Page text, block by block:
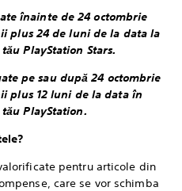
de 24 octombrie
plus 24 de luni de la data la
PlayStation Stars.
sau după 24 octombrie
plus 12 luni de la data în
PlayStation.
pentru articole din
care se vor schimba